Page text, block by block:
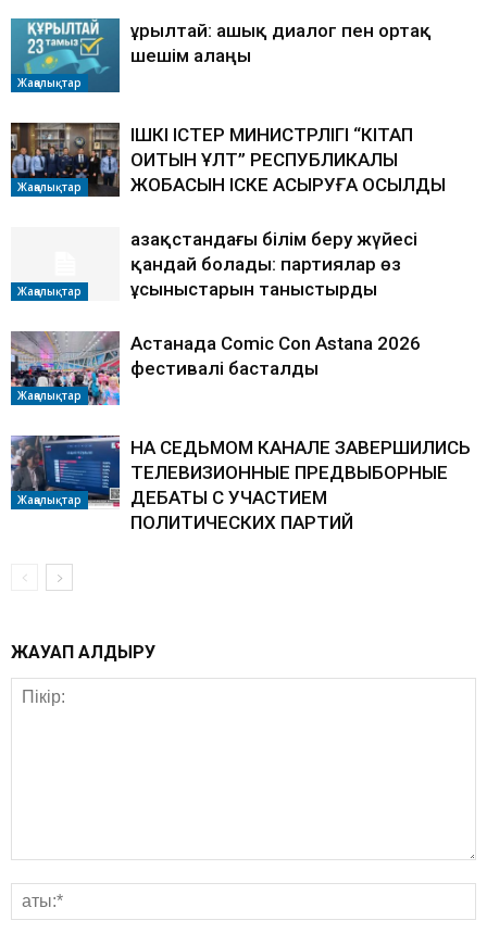
Жаңалықтар
Құрылтай: ашық диалог пен ортақ
шешім алаңы
Жаңалықтар
ІШКІ ІСТЕР МИНИСТРЛІГІ “КІТАП
ОҚИТЫН ҰЛТ” РЕСПУБЛИКАЛЫҚ
ЖОБАСЫН ІСКЕ АСЫРУҒА ҚОСЫЛДЫ
Жаңалықтар
Қазақстандағы білім беру жүйесі
қандай болады: партиялар өз
ұсыныстарын таныстырды
Жаңалықтар
Астанада Comic Con Astana 2026
фестивалі басталды
Жаңалықтар
НА СЕДЬМОМ КАНАЛЕ ЗАВЕРШИЛИСЬ
ТЕЛЕВИЗИОННЫЕ ПРЕДВЫБОРНЫЕ
ДЕБАТЫ С УЧАСТИЕМ
ПОЛИТИЧЕСКИХ ПАРТИЙ
ЖАУАП ҚАЛДЫРУ